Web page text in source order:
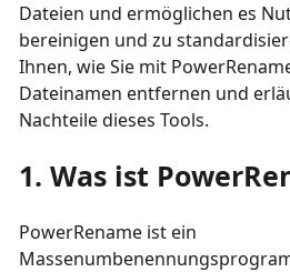
Dateien und ermöglichen es
bereinigen und zu
Ihnen, wie Sie mit
Dateinamen entfernen und
Nachteile dieses Tools.
1. Was ist
PowerRename ist ein